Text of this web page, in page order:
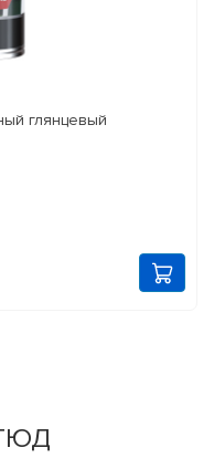
глянцевый